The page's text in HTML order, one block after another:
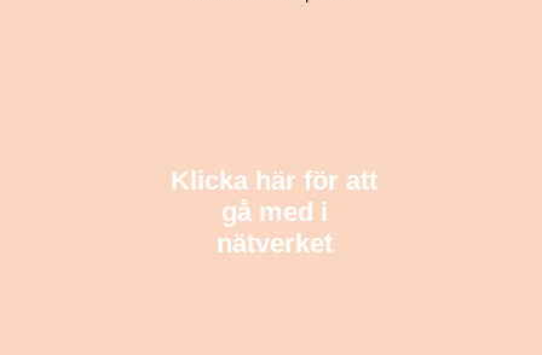
Klicka här för att
gå med i
nätverket